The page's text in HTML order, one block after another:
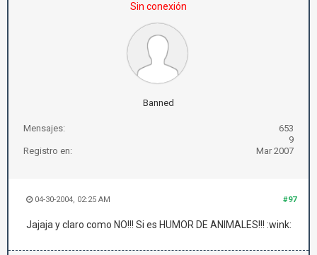
Sin conexión
Banned
Mensajes:
653
9
Registro en:
Mar 2007
#97
04-30-2004, 02:25 AM
Jajaja y claro como NO!!! Si es HUMOR DE ANIMALES!!! :wink: